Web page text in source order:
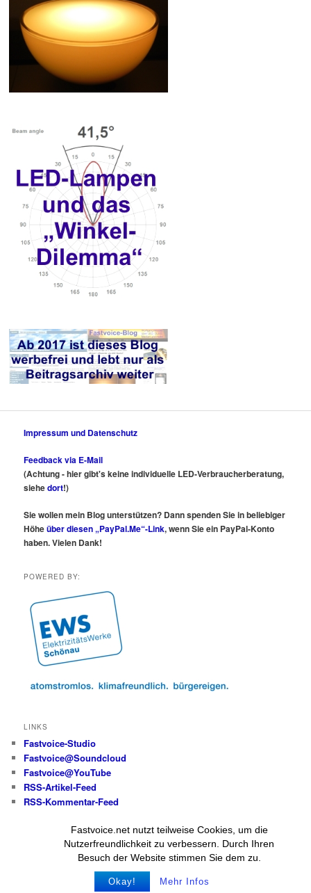
Fastvoice.net nutzt teilweise Cookies, um die
Nutzerfreundlichkeit zu verbessern. Durch Ihren
Besuch der Website stimmen Sie dem zu.
Okay! Mehr Infos
Impressum und Datenschutz
Feedback via E-Mail
(Achtung - hier gibt's keine individuelle LED-Verbraucherberatung,
siehedort!)
Sie wollen mein Blog unterstützen? Dann spenden Sie in beliebiger
Höheüber diesen „PayPal.Me“-Link, wenn Sie ein PayPal-Konto
haben. Vielen Dank!
POWERED BY:
LINKS
Fastvoice-Studio
Fastvoice@Soundcloud
Fastvoice@YouTube
RSS-Artikel-Feed
RSS-Kommentar-Feed
Alle Beiträge und Fotos
(wenn nicht anders angegeben):
© Wolfgang Messer